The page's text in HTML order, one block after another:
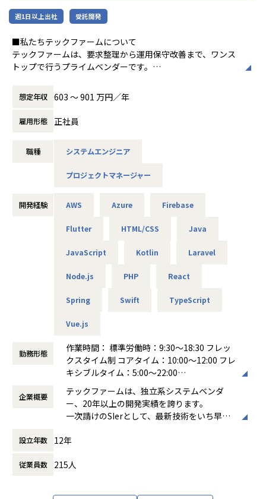
・新規プロダクト立ち上げ: 既存プロダクトで培ったアセッ
【魅力ポイント】
★社会貢献性の高いプロダクト開発
プロダクトを開発しています。求められるものより、 真
ザーファースト主義(for カンパニー)という価値観を大事にし
ため、人生の転機に関わる介在価値も大きく、やりがいを実
高いエンジニアへ
他、iOS/Android両方のネイティブ開発にも触れられるた
時点でのFlutter経験は問いません。新しい技術を学びたい意
東証プライム上場の安定基盤がありながら、経営層との距離
ン派遣」は内製化フェーズにあり、ご希望と実力次第で、企
画などの最上流工程から携わるチャンスが豊富にあります。
★技術者の成長を後押しする柔軟な働き方
リモートワークを基本とし、専門業務型裁量労働制を採用。
時間や場所に縛られず、自律的に業務を進められます。技術
的な挑戦を楽しみながら、プライベートも大切にできる環境
【業務の変更の範囲】
週1日以上出社 受託開発
■私たちテックファームについて
テックファームは、要求整理から運用保守改善まで、ワンス
トップで行うプライムベンダーです。
ービスを直接ヒアリング、提案、設計、開発を実施し、サー
ビスの保守運用、継続提案まで担います。
1998年当時、インターネットベンチャーの技術部門だったメ
す。
が法律の専門家としてプロの弁護士で構成されるように、
たい」という想いから付けられました。
システム開発を行う中で、私たちが直接会話をするのはお客
デザインシンキングの考え方を基に、お客様が何となくイメ
株式会社NTTドコモ：しゃべってコンシェル（意図解釈サー
第一生命株式会社：健康第一（アプリ開発／アジャイル）
カシオ計算機株式会社：G-SHOCK Connected（腕時計G-SH
OCK連携アプリ）
エフコープ生活協同組合：コープのれいちゃん（冷蔵庫食材
大正製薬株式会社：RAIZIN（Webプロモーション、キャンペ
株式会社SBI証券：取引サイト（サイトリニューアル）
想定年収 603 〜 901 万円／年
雇用形態 正社員
職種 システムエンジニア
プロジェクトマネージャー
開発経験 AWS Azure Firebase
Flutter HTML/CSS Java
JavaScript Kotlin Laravel
Node.js PHP React
Spring Swift TypeScript
Vue.js
勤務形態
作業時間： 標準労働時：9:30～18:30 フレッ
クスタイム制 コアタイム：10:00〜12:00 フレ
キシブルタイム：5:00～22:00
裁量労働制
時間外労働の有無： 有（月平均10時間）
休憩時間： 60分
企業概要
テックファームは、独立系システムベンダ
ー、20年以上の開発実績を誇ります。
一次請けのSIerとして、最新技術をいち早く
界で、お客さまが抱えている課題解決や効率
設立年数 12年
従業員数 215人